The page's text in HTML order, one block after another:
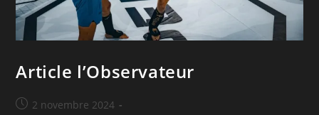
Article l’Observateur
2 novembre 2024